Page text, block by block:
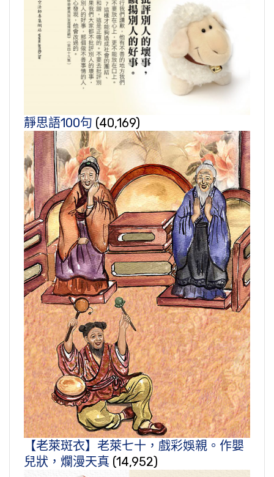
靜思語100句 (40,169)
【老萊斑衣】老萊七十，戲彩娛親。作嬰
兒狀，爛漫天真 (14,952)